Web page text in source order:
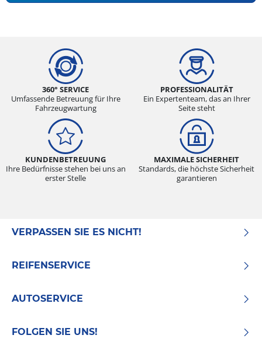
360° SERVICE
Umfassende Betreuung für Ihre
Fahrzeugwartung
PROFESSIONALITÄT
Ein Expertenteam, das an Ihrer
Seite steht
KUNDENBETREUUNG
Ihre Bedürfnisse stehen bei uns an
erster Stelle
MAXIMALE SICHERHEIT
Standards, die höchste Sicherheit
garantieren
VERPASSEN SIE ES NICHT!
REIFENSERVICE
AUTOSERVICE
FOLGEN SIE UNS!